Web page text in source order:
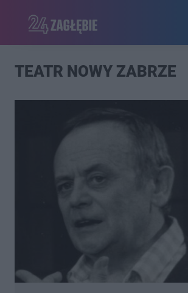
TEATR NOWY ZABRZE